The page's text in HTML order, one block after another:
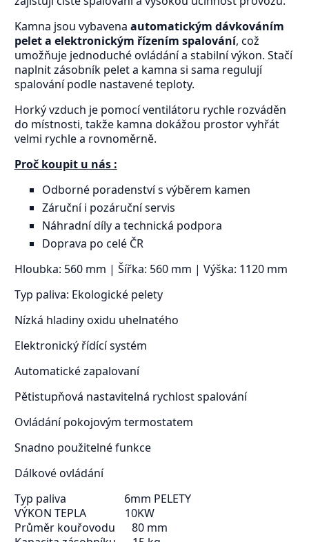
Kamna jsou vybavena automatickým dávkováním
pelet a elektronickým řízením spalování, což
umožňuje jednoduché ovládání a stabilní výkon. Stačí
naplnit zásobník pelet a kamna si sama regulují
spalování podle nastavené teploty.
Horký vzduch je pomocí ventilátoru rychle rozváděn
do místnosti, takže kamna dokážou prostor vyhřát
velmi rychle a rovnoměrně.
Proč koupit u nás :
Odborné poradenství s výběrem kamen
Záruční i pozáruční servis
Náhradní díly a technická podpora
Doprava po celé ČR
Hloubka: 560 mm | Šířka: 560 mm | Výška: 1120 mm
Typ paliva: Ekologické pelety
Nízká hladiny oxidu uhelnatého
Elektronický řídící systém
Automatické zapalovaní
Pětistupňová nastavitelná rychlost spalování
Ovládání pokojovým termostatem
Snadno použitelné funkce
Dálkové ovládání
Typ paliva 6mm PELETY
VÝKON TEPLA 10KW
Průměr kouřovodu 80 mm